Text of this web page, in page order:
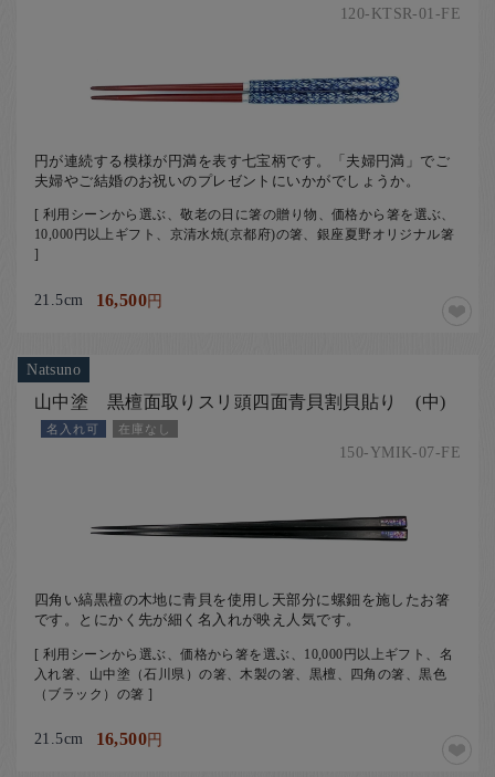
120-KTSR-01-FE
円が連続する模様が円満を表す七宝柄です。「夫婦円満」でご
夫婦やご結婚のお祝いのプレゼントにいかがでしょうか。
[ 利用シーンから選ぶ、敬老の日に箸の贈り物、価格から箸を選ぶ、
10,000円以上ギフト、京清水焼(京都府)の箸、銀座夏野オリジナル箸
]
21.5cm 16,500円
Natsuno
山中塗 黒檀面取りスリ頭四面青貝割貝貼り (中)
名入れ可 在庫なし
150-YMIK-07-FE
四角い縞黒檀の木地に青貝を使用し天部分に螺鈿を施したお箸
です。とにかく先が細く名入れが映え人気です。
[ 利用シーンから選ぶ、価格から箸を選ぶ、10,000円以上ギフト、名
入れ箸、山中塗（石川県）の箸、木製の箸、黒檀、四角の箸、黒色
（ブラック）の箸 ]
21.5cm 16,500円